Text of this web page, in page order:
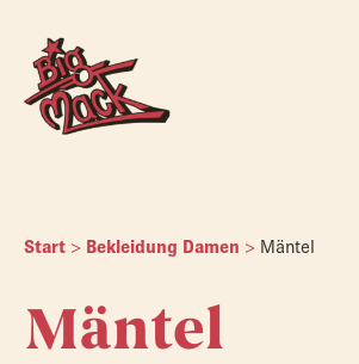
Start > Bekleidung Damen > Mäntel
Mäntel